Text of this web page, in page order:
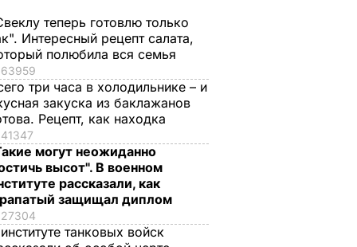
что
"Хрустящие
снаружи и нежные
внутри". Самые
вкусные жареные
кабачки
теперь готовлю только
Интересный рецепт салата,
полюбила вся семья
63959
три часа в холодильнике – и
закуска из баклажанов
Рецепт, как находка
41347
могут неожиданно
высот". В военном
рассказали, как
защищал диплом
27304
танковых войск